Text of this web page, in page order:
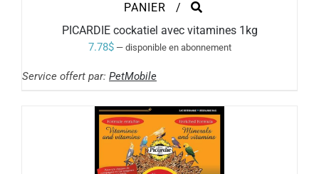
PANIER
/
PICARDIE cockatiel avec vitamines 1kg
7.78$ —disponible en abonnement
Service offert par: PetMobile